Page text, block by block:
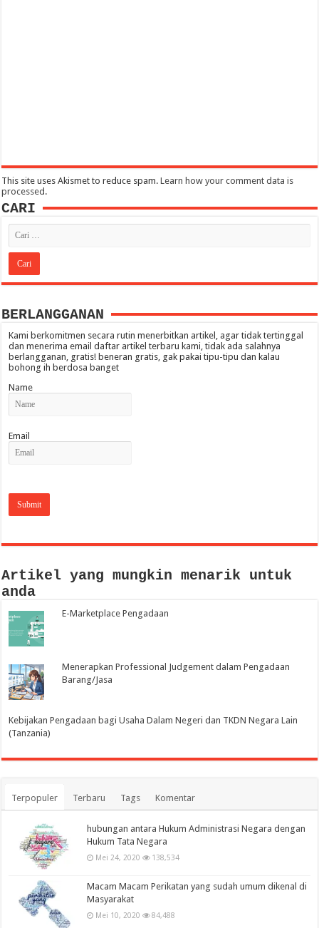
This site uses Akismet to reduce spam.Learn how your comment data is
processed.
CARI
BERLANGGANAN
Kami berkomitmen secara rutin menerbitkan artikel, agar tidak tertinggal
dan menerima email daftar artikel terbaru kami, tidak ada salahnya
berlangganan, gratis! beneran gratis, gak pakai tipu-tipu dan kalau
bohong ih berdosa banget
Name
Email
Artikel yang mungkin menarik untuk
anda
E-Marketplace Pengadaan
Menerapkan Professional Judgement dalam Pengadaan
Barang/Jasa
Kebijakan Pengadaan bagi Usaha Dalam Negeri dan TKDN Negara Lain
(Tanzania)
Terpopuler Terbaru Tags Komentar
hubungan antara Hukum Administrasi Negara dengan
Hukum Tata Negara
Mei 24, 2020 138,534
Macam Macam Perikatan yang sudah umum dikenal di
Masyarakat
Mei 10, 2020 84,488